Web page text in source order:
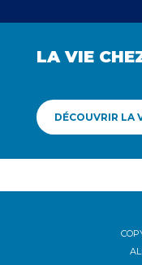
LA VIE
DÉCOUVRIR LA